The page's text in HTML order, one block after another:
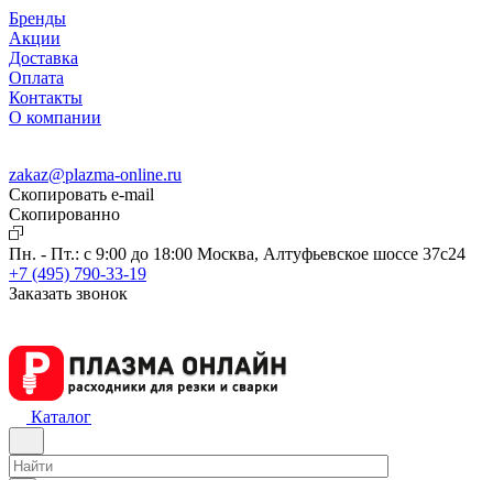
Бренды
Акции
Доставка
Оплата
Контакты
О компании
zakaz@plazma-online.ru
Скопировать e-mail
Cкопированно
Пн. - Пт.: с 9:00 до 18:00 Москва, Алтуфьевское шоссе 37с24
+7 (495) 790-33-19
Заказать звонок
Каталог